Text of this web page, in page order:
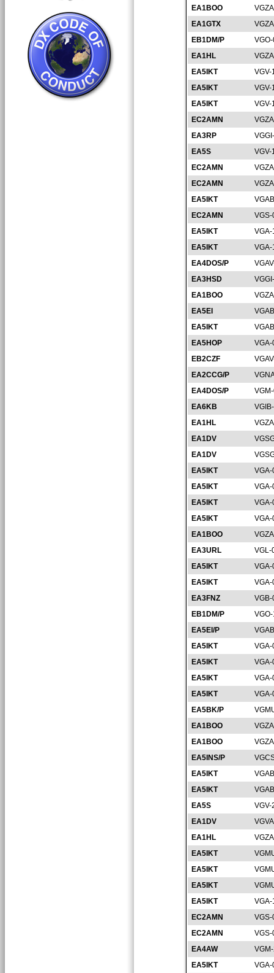
EA1BOO
EA1GTX
EB1DM/P
EA1HL
EA5IKT
VGV-
EA5IKT
VGV-
EA5IKT
VGV-
EC2AMN
EA3RP
EA5S
VGV-
EC2AMN
EC2AMN
EA5IKT
EC2AMN
EA5IKT
EA5IKT
EA4DOS/P
EA3HSD
EA1BOO
EA5EI
EA5IKT
EA5HOP
EB2CZF
EA2CCG/P
EA4DOS/P
EA6KB
EA1HL
EA1DV
EA1DV
EA5IKT
EA5IKT
EA5IKT
EA5IKT
EA1BOO
EA3URL
VGL-
EA5IKT
EA5IKT
EA3FNZ
EB1DM/P
EA5EI/P
EA5IKT
EA5IKT
EA5IKT
EA5IKT
EA5BK/P
EA1BOO
EA1BOO
EA5INS/P
EA5IKT
EA5IKT
EA5S
VGV-
EA1DV
EA1HL
EA5IKT
EA5IKT
EA5IKT
EA5IKT
EC2AMN
EC2AMN
EA4AW
EA5IKT